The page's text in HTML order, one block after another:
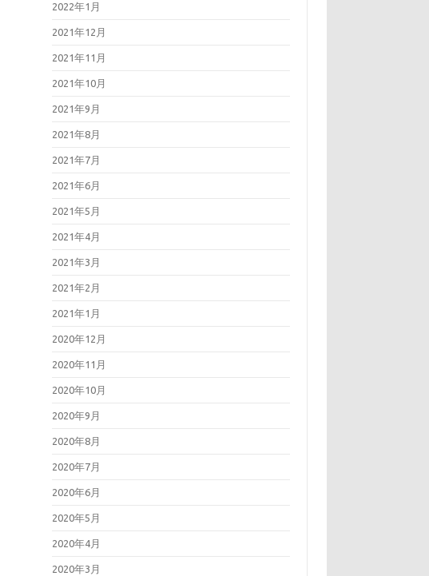
2022年1月
2021年12月
2021年11月
2021年10月
2021年9月
2021年8月
2021年7月
2021年6月
2021年5月
2021年4月
2021年3月
2021年2月
2021年1月
2020年12月
2020年11月
2020年10月
2020年9月
2020年8月
2020年7月
2020年6月
2020年5月
2020年4月
2020年3月